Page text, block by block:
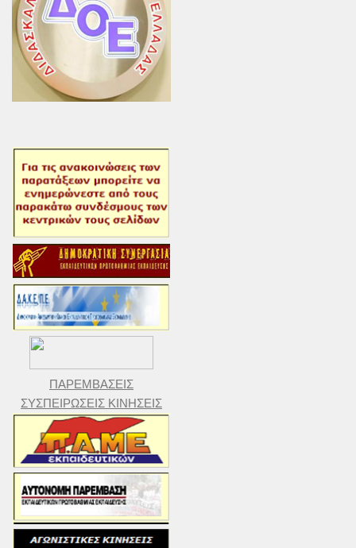
ΠΑΡΕΜΒΑΣΕΙΣ
ΣΥΣΠΕΙΡΩΣΕΙΣ ΚΙΝΗΣΕΙΣ